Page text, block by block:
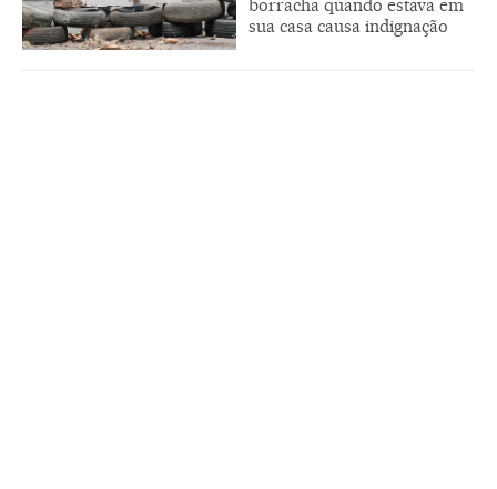
borracha quando estava em
sua casa causa indignação